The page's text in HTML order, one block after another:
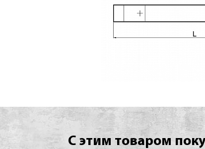
С этим товаром